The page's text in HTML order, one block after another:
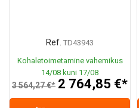
Ref. TD43943
Kohaletoimetamine vahemikus
14/08 kuni 17/08
3 564,27 €* 2 764,85 €*